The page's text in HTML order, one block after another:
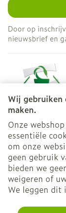
Wij gebruiken
maken.
Onze
essentiële
om onze
geen gebruik
bieden we
weigeren of
We leggen
Door op
nieuwsbrief en
Juridische